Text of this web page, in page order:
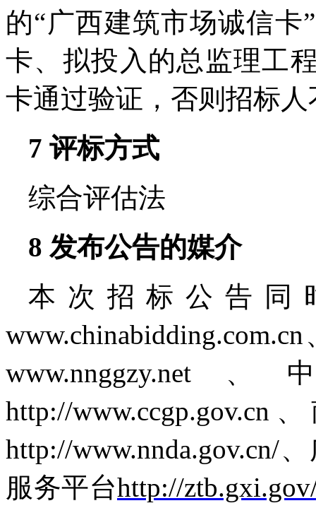
的“广西建筑市场诚信
卡、拟投入的总监理工
卡通过验证，否则招标
7 评标方式
综合评估法
8 发布公告的媒介
本次招标公告同
http://
http://www.nnda.gov.cn/
服务平台http://